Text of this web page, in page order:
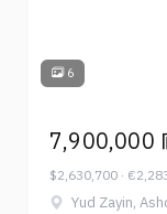
6
7,900,000
$2,630,700 ·
Yud Zayin,